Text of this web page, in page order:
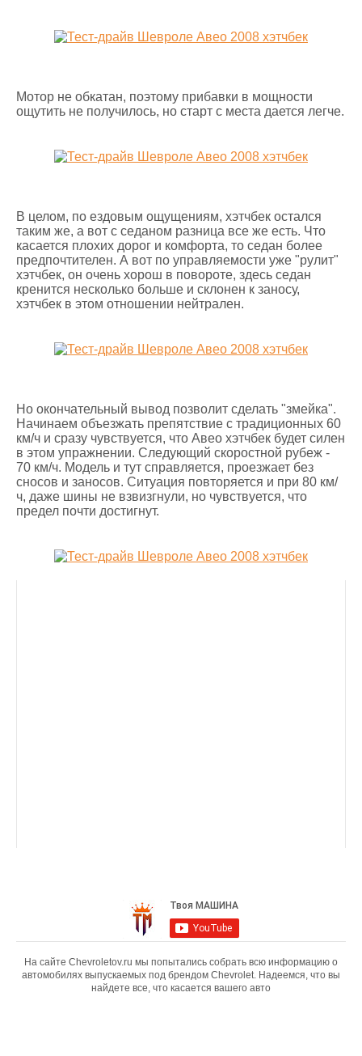
Мотор не обкатан, поэтому прибавки в мощности
ощутить не получилось, но старт с места дается легче.
В целом, по ездовым ощущениям, хэтчбек остался
таким же, а вот с седаном разница все же есть. Что
касается плохих дорог и комфорта, то седан более
предпочтителен. А вот по управляемости уже "рулит"
хэтчбек, он очень хорош в повороте, здесь седан
кренится несколько больше и склонен к заносу,
хэтчбек в этом отношении нейтрален.
Но окончательный вывод позволит сделать "змейка".
Начинаем объезжать препятствие с традиционных 60
км/ч и сразу чувствуется, что Авео хэтчбек будет силен
в этом упражнении. Следующий скоростной рубеж -
70 км/ч. Модель и тут справляется, проезжает без
сносов и заносов. Ситуация повторяется и при 80 км/
ч, даже шины не взвизгнули, но чувствуется, что
предел почти достигнут.
На сайте Chevroletov.ru мы попытались собрать всю информацию о
автомобилях выпускаемых под брендом Chevrolet. Надеемся, что вы
найдете все, что касается вашего авто